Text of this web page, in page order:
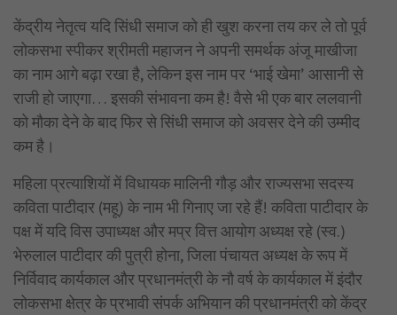
केंद्रीय नेतृत्व यदि सिंधी समाज को ही खुश करना तय कर ले तो पूर्व
लोकसभा स्पीकर श्रीमती महाजन ने अपनी समर्थक अंजू माखीजा
का नाम आगे बढ़ा रखा है, लेकिन इस नाम पर ‘भाई खेमा’ आसानी से
राजी हो जाएगा… इसकी संभावना कम है! वैसे भी एक बार ललवानी
को मौका देने के बाद फिर से सिंधी समाज को अवसर देने की उम्मीद
कम है।
महिला प्रत्याशियों में विधायक मालिनी गौड़ और राज्यसभा सदस्य
कविता पाटीदार (महू) के नाम भी गिनाए जा रहे हैं! कविता पाटीदार के
पक्ष में यदि विस उपाध्यक्ष और मप्र वित्त आयोग अध्यक्ष रहे (स्व.)
भेरुलाल पाटीदार की पुत्री होना, जिला पंचायत अध्यक्ष के रूप में
निर्विवाद कार्यकाल और प्रधानमंत्री के नौ वर्ष के कार्यकाल में इंदौर
लोकसभा क्षेत्र के प्रभावी संपर्क अभियान की प्रधानमंत्री को केंद्र